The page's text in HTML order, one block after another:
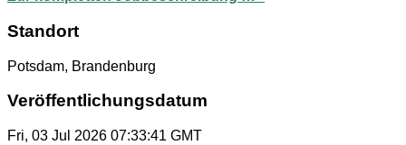
Standort
Potsdam, Brandenburg
Veröffentlichungsdatum
Fri, 03 Jul 2026 07:33:41 GMT